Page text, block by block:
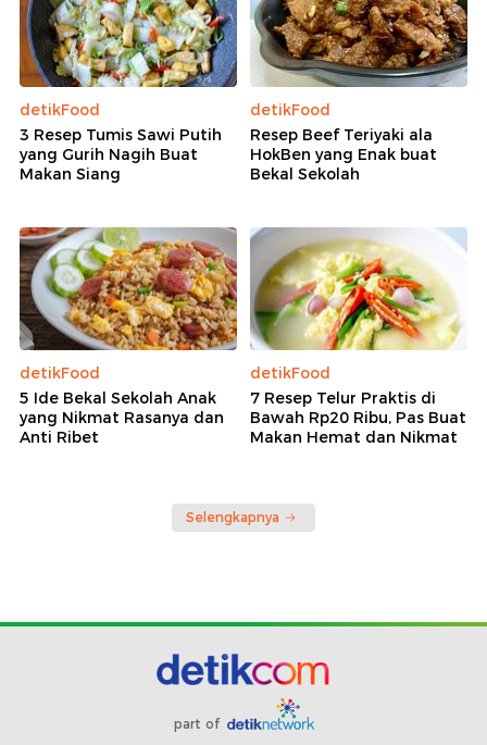
detikFood
3 Resep Tumis Sawi Putih
yang Gurih Nagih Buat
Makan Siang
detikFood
Resep Beef Teriyaki ala
HokBen yang Enak buat
Bekal Sekolah
detikFood
5 Ide Bekal Sekolah Anak
yang Nikmat Rasanya dan
Anti Ribet
detikFood
7 Resep Telur Praktis di
Bawah Rp20 Ribu, Pas Buat
Makan Hemat dan Nikmat
Selengkapnya
part of